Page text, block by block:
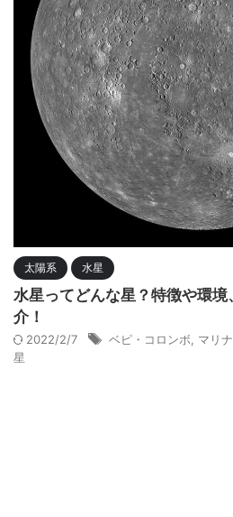
太陽系 水星
水星ってどんな星？特徴や環
介！
2022/2/7 ベピ・コロンボ マリ
星